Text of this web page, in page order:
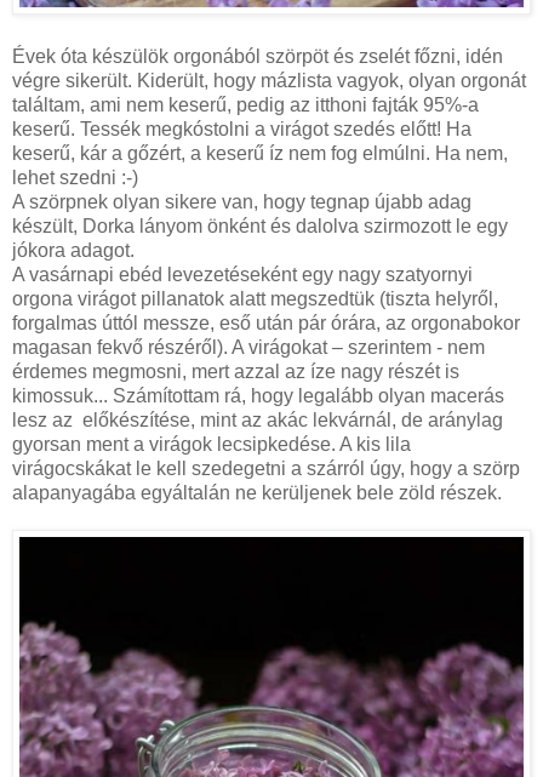
Évek óta készülök orgonából szörpöt és zselét főzni, idén
végre sikerült. Kiderült, hogy mázlista vagyok, olyan orgonát
találtam, ami nem keserű, pedig az itthoni fajták 95%-a
keserű. Tessék megkóstolni a virágot szedés előtt! Ha
keserű, kár a gőzért, a keserű íz nem fog elmúlni. Ha nem,
lehet szedni :-)
A szörpnek olyan sikere van, hogy tegnap újabb adag
készült, Dorka lányom önként és dalolva szirmozott le egy
jókora adagot.
A vasárnapi ebéd levezetéseként egy nagy szatyornyi
orgona virágot pillanatok alatt megszedtük (tiszta helyről,
forgalmas úttól messze, eső után pár órára, az orgonabokor
magasan fekvő részéről). A virágokat – szerintem - nem
érdemes megmosni, mert azzal az íze nagy részét is
kimossuk... Számítottam rá, hogy legalább olyan macerás
lesz az előkészítése, mint az akác lekvárnál, de aránylag
gyorsan ment a virágok lecsipkedése. A kis lila
virágocskákat le kell szedegetni a szárról úgy, hogy a szörp
alapanyagába egyáltalán ne kerüljenek bele zöld részek.